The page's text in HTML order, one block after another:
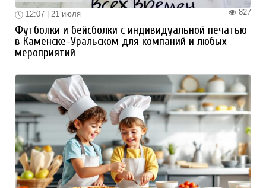
827
12:07 | 21 июля
Футболки и бейсболки с индивидуальной печатью
в Каменске-Уральском для компаний и любых
мероприятий